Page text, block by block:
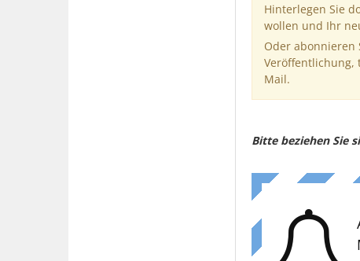
Hinterlegen Sie
wollen und Ihr
Oder abonnieren
Veröffentlichung,
Mail.
Bitte beziehen Sie